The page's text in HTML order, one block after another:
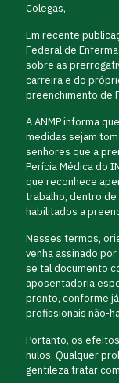
Colegas,
Em recente
Federal de
sobre as
carreira e do
preenchimento de
A ANMP informa
medidas sejam
senhores que a
Perícia Médica do
que reconhece
trabalho, dentro
habilitados a
Nesses termos,
venha assinado
se tal documento
aposentadoria
pronto, conforme
profissionais não-
Portanto, os
nulos. Qualquer
gentileza tratar com